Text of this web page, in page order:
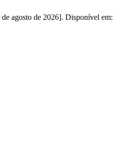
agosto de 2026]. Disponível em: